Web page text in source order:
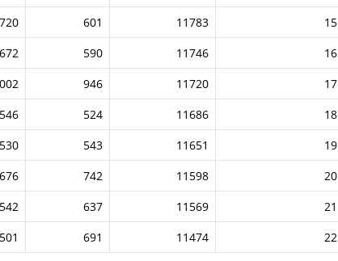
720 601 11783
15
672 590 11746
16
946 11720
17
546 524 11686
18
530 543 11651
19
676 742 11598
20
542 637 11569
21
501 691 11474
22